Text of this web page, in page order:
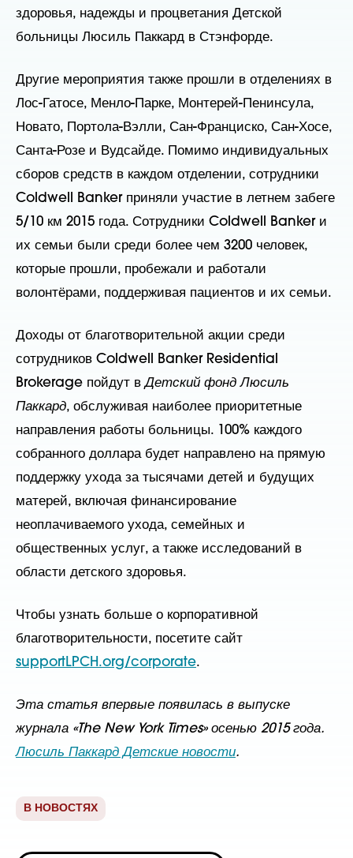
здоровья, надежды и процветания Детской
больницы Люсиль Паккард в Стэнфорде.
Другие мероприятия также прошли в отделениях в
Лос-Гатосе, Менло-Парке, Монтерей-Пенинсула,
Новато, Портола-Вэлли, Сан-Франциско, Сан-Хосе,
Санта-Розе и Вудсайде. Помимо индивидуальных
сборов средств в каждом отделении, сотрудники
Coldwell Banker приняли участие в летнем забеге
5/10 км 2015 года. Сотрудники Coldwell Banker и
их семьи были среди более чем 3200 человек,
которые прошли, пробежали и работали
волонтёрами, поддерживая пациентов и их семьи.
Доходы от благотворительной акции среди
сотрудников Coldwell Banker Residential
Brokerage пойдут вДетский фонд Люсиль
Паккард, обслуживая наиболее приоритетные
направления работы больницы. 100% каждого
собранного доллара будет направлено на прямую
поддержку ухода за тысячами детей и будущих
матерей, включая финансирование
неоплачиваемого ухода, семейных и
общественных услуг, а также исследований в
области детского здоровья.
Чтобы узнать больше о корпоративной
благотворительности, посетите сайт
supportLPCH.org/corporate.
Эта статья впервые появилась в выпуске
журнала «The New York Times» осенью 2015 года.
Люсиль Паккард Детские новости.
В НОВОСТЯХ